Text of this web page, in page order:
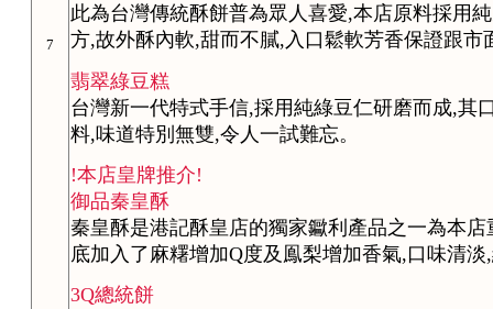
7
此為台灣傳統酥餅普為眾人喜愛,本店原料採用
方,故外酥內軟,甜而不膩,入口鬆軟芳香保證跟市
翡翠綠豆糕
台灣新一代特式手信,採用純綠豆仁研磨而成,其
料,味道特別無雙,令人一試難忘。
!本店皇牌推介!
御品秦皇酥
秦皇酥是港記酥皇店的獨家䥲利產品之一為本
底加入了麻糬增加Q度及鳯梨增加香氣,口味清
3Q總統餅